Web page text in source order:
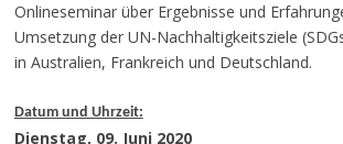
Onlineseminar über Ergebnisse und
Umsetzung der UN-Nachhaltigkeitsziele
in Australien, Frankreich und Deutschland.
Datum und Uhrzeit:
Dienstag, 09. Juni 2020